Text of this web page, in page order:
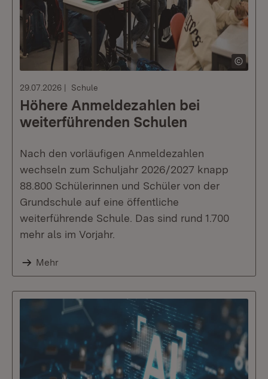
29.07.2026 Schule
Höhere Anmeldezahlen bei
weiterführenden Schulen
Nach den vorläufigen Anmeldezahlen
wechseln zum Schuljahr 2026/2027 knapp
88.800 Schülerinnen und Schüler von der
Grundschule auf eine öffentliche
weiterführende Schule. Das sind rund 1.700
mehr als im Vorjahr.
Mehr